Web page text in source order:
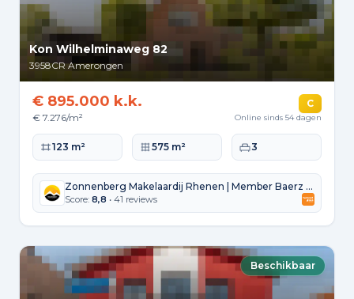
Kon Wilhelminaweg 82
3958CR Amerongen
€ 895.000 k.k.
€ 7.276/m²
C
Online sinds 54 dagen
Woonoppervlakte
123 m² Perceeloppervlakte
575 m² Slaapkamers
3
Zonnenberg Makelaardij Rhenen | Member Baerz & Co
Score: 8,8 • 41 reviews
Beschikbaar